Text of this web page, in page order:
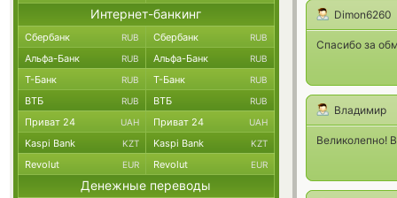
Dimon6260
Спасибо за
Владимир
Великолепно!
Интернет-банкинг
Сбербанк RUB Сбербанк RUB
Альфа-Банк RUB Альфа-Банк RUB
Т-Банк RUB Т-Банк RUB
ВТБ RUB ВТБ RUB
Приват 24 UAH Приват 24 UAH
Kaspi Bank KZT Kaspi Bank KZT
Revolut EUR Revolut EUR
Денежные переводы